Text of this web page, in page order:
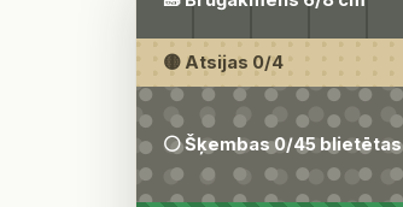
🟡 Atsijas 0/4
⚪ Šķembas 0/45 blietētas